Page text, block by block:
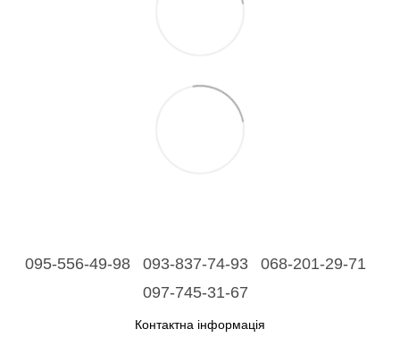
095-556-49-98 093-837-74-93
068-201-29-71
097-745-31-67
Контактна інформація